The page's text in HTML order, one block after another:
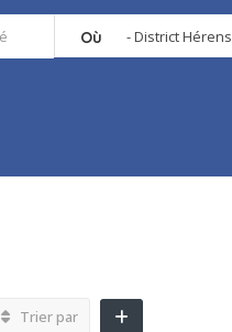
Où - District Hérens
Trier par